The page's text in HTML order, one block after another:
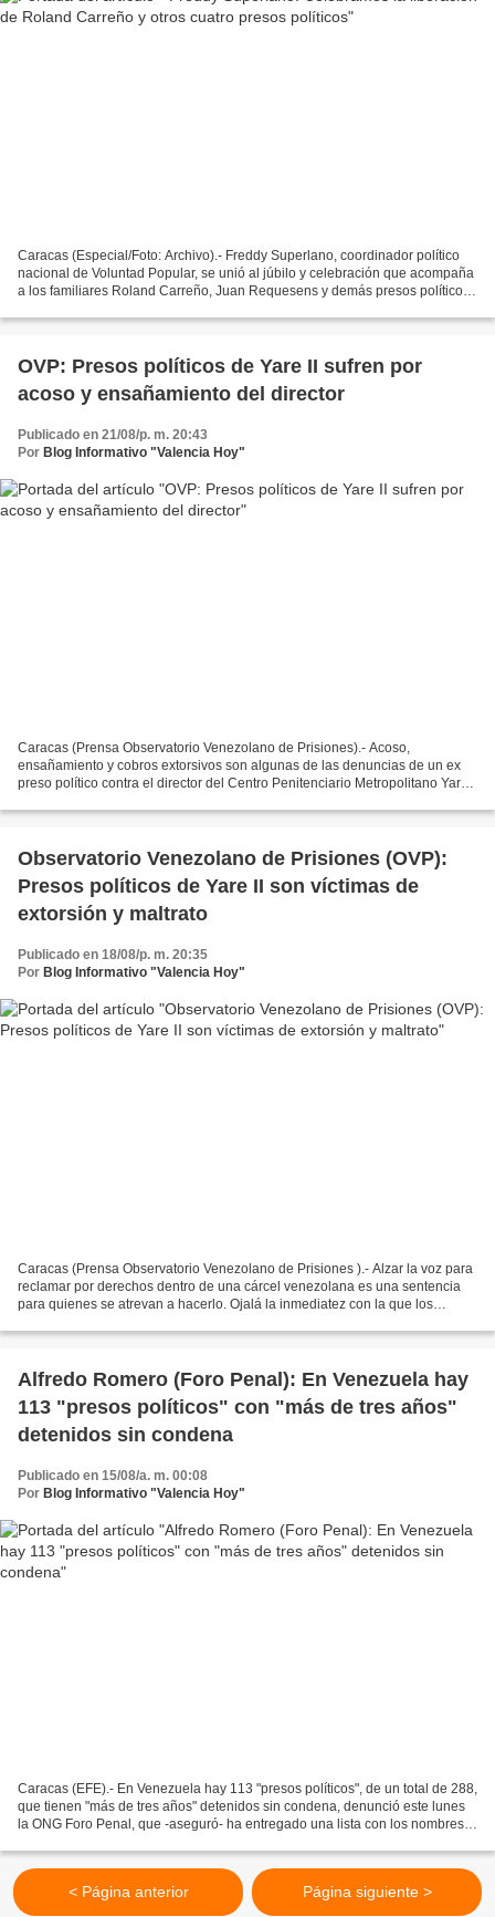
Caracas (Especial/Foto: Archivo).- Freddy Superlano, coordinador político
nacional de Voluntad Popular, se unió al júbilo y celebración que acompaña
a los familiares Roland Carreño, Juan Requesens y demás presos políticos
OVP: Presos políticos de Yare II sufren por
acoso y ensañamiento del director
Publicado en 21/08/p. m. 20:43
Por Blog Informativo "Valencia Hoy"
Caracas (Prensa Observatorio Venezolano de Prisiones).- Acoso,
ensañamiento y cobros extorsivos son algunas de las denuncias de un ex
preso político contra el director del Centro Penitenciario Metropolitano Yare
Observatorio Venezolano de Prisiones (OVP):
Presos políticos de Yare II son víctimas de
extorsión y maltrato
Publicado en 18/08/p. m. 20:35
Por Blog Informativo "Valencia Hoy"
Caracas (Prensa Observatorio Venezolano de Prisiones ).- Alzar la voz para
reclamar por derechos dentro de una cárcel venezolana es una sentencia
para quienes se atrevan a hacerlo. Ojalá la inmediatez con la que los
Alfredo Romero (Foro Penal): En Venezuela hay
113 "presos políticos" con "más de tres años"
detenidos sin condena
Publicado en 15/08/a. m. 00:08
Por Blog Informativo "Valencia Hoy"
Caracas (EFE).- En Venezuela hay 113 "presos políticos", de un total de 288,
que tienen "más de tres años" detenidos sin condena, denunció este lunes
la ONG Foro Penal, que -aseguró- ha entregado una lista con los nombres
< Página anterior Página siguiente >